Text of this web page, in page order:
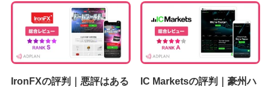
IronFXの評判｜悪評はある
IC Marketsの評判｜豪州ハ